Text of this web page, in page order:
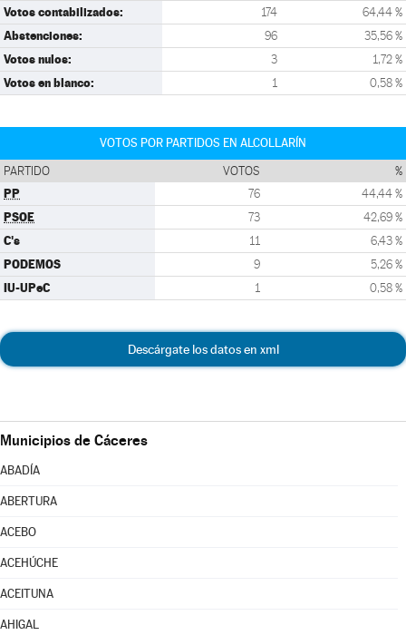
Votos contabilizados: 174 64,44 %
Abstenciones: 96 35,56 %
Votos nulos: 3 1,72 %
Votos en blanco: 1 0,58 %
VOTOS POR PARTIDOS EN ALCOLLARÍN
PARTIDO VOTOS %
PP 76 44,44 %
PSOE 73 42,69 %
C's 11 6,43 %
PODEMOS 9 5,26 %
IU-UPeC 1 0,58 %
Descárgate los datos en xml
Municipios de Cáceres
ABADÍA
ABERTURA
ACEBO
ACEHÚCHE
ACEITUNA
AHIGAL